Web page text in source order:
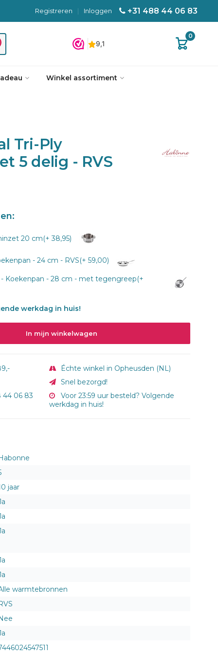
+31 488 44 06 83
Inloggen
|
Registreren
0
Winkel assortiment
Tri-Ply
5 delig - RVS
20 cm(+ 38,95)
- 24 cm - RVS(+ 59,00)
- Koekenpan - 28 cm - met tegengreep(+
werkdag in huis!
In mijn winkelwagen
Échte winkel in Opheusden (NL)
Snel bezorgd!
44 06 83
Voor 23:59 uur besteld? Volgende
werkdag in huis!
jaar
warmtebronnen